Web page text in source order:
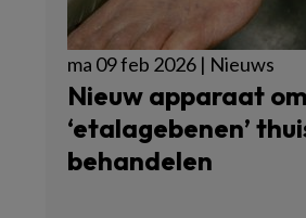
ma 09 feb 2026 | Nieuws
Nieuw apparaat om
‘etalagebenen’
behandelen